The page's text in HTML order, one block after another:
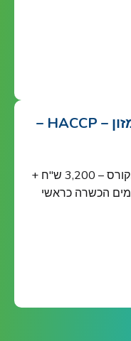
חלון הזדמנויות
תזונה בסימון
תזונתיים
וטומנת בחובה
קורס ראשי צוות בטיחות מזון – HACCP –
6,8,9/09/2026 | ZOOM | עלות הקורס – 3,200 ש"ח +
הכשרה כראשי
לאיכות הקורס
בארגונים
תוצרת
מזון ומשקאות,